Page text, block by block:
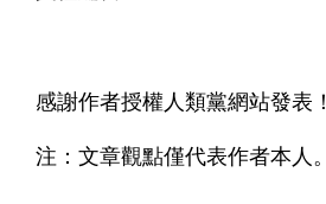
感謝作者授權人類黨網站發表！
注：文章觀點僅代表作者本人。